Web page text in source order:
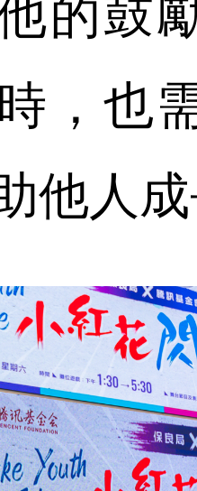
的鼓
，也
他人